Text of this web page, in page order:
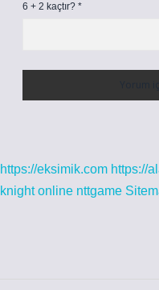
6 + 2 kaçtır? *
https://eksimik.com https://
knight online nttgame